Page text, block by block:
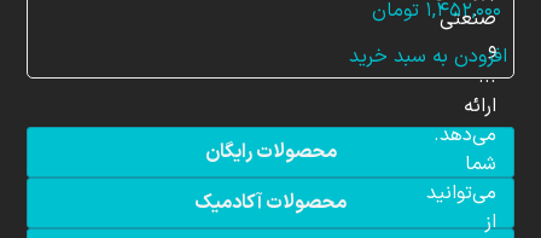
۱,۴۵۲,۰۰۰ تومان
افزودن به سبد خرید
محصولات رایگان
محصولات آکادمیک
صنعتی
و
...
ارائه
می‌دهد.
شما
می‌توانید
از